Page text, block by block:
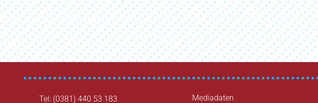
Tel: (0381) 440 53 183
Mediadaten